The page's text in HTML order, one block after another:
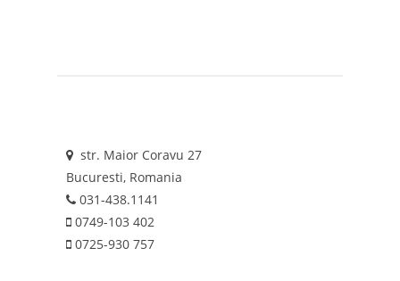
str. Maior Coravu 27
Bucuresti, Romania
031-438.1141
0749-103 402
0725-930 757